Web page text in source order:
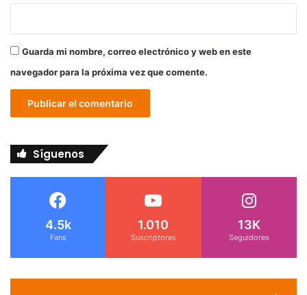
Guarda mi nombre, correo electrónico y web en este
navegador para la próxima vez que comente.
Síguenos
4.5k
Fans
1.010
Suscriptores
13K
Seguidores